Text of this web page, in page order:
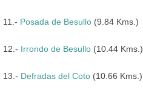
11.- Posada de Besullo (9.84 Kms.)
12.- Irrondo de Besullo (10.44 Kms.)
13.- Defradas del Coto (10.66 Kms.)